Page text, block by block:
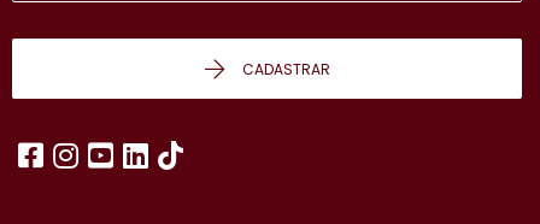
CADASTRAR